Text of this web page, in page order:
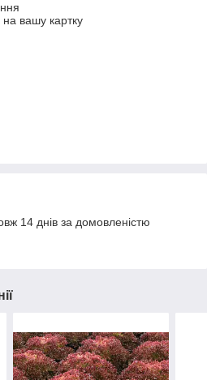
вашу картку
14 днів за домовленістю